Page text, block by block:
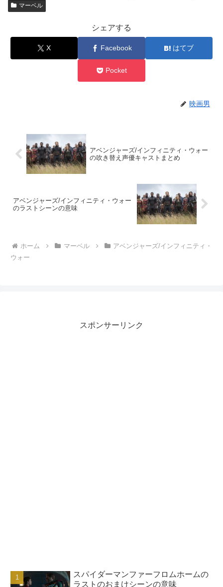
マーベル
シェアする
X Facebook はてブ
Pocket
映画男
アベンジャーズ/インフィニティ・ウォー
の吹き替え声優キャストまとめ
アベンジャーズ/インフィニティ・ウォー
のラストシーンの意味
ホーム マーベル
アベンジャーズ/インフィニティ・
ウォー
スポンサーリンク
スパイダーマンファーフロムホームの
ラストのおまけシーンの意味